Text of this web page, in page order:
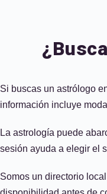
Si buscas un astrólogo
información incluye
La astrología puede
sesión ayuda a elegir el
Somos un directorio